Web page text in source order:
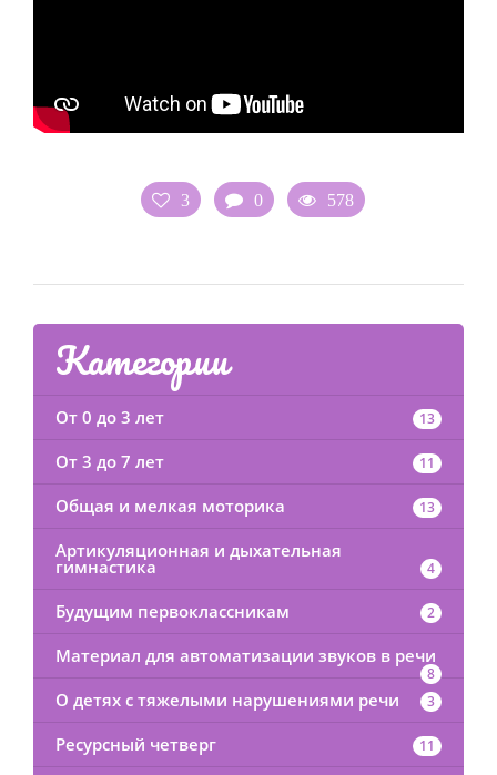
3 0 578
Категории
От 0 до 3 лет 13
От 3 до 7 лет 11
Общая и мелкая моторика 13
Артикуляционная и дыхательная
гимнастика 4
Будущим первоклассникам 2
Материал для автоматизации звуков в речи
8
О детях с тяжелыми нарушениями речи 3
Ресурсный четверг 11